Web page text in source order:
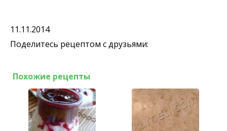
11.11.2014
Поделитесь рецептом с друзьями:
Похожие рецепты